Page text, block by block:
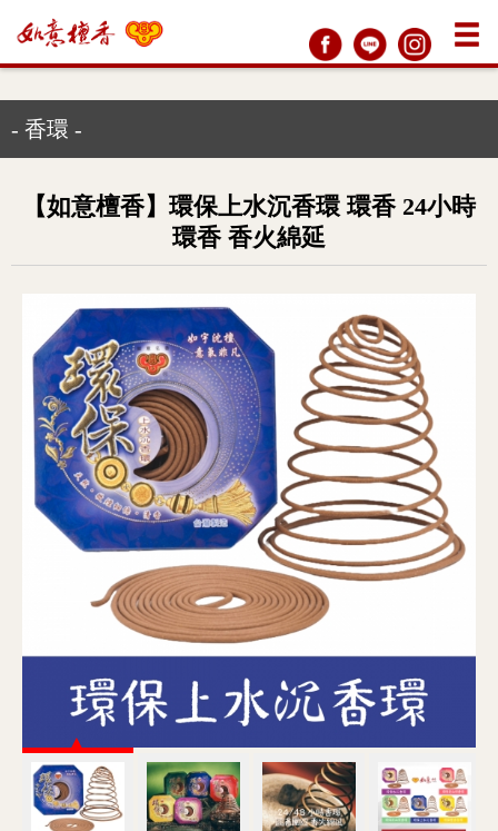
- 香環 -
【如意檀香】環保上水沉香環 環香 24小時
環香 香火綿延